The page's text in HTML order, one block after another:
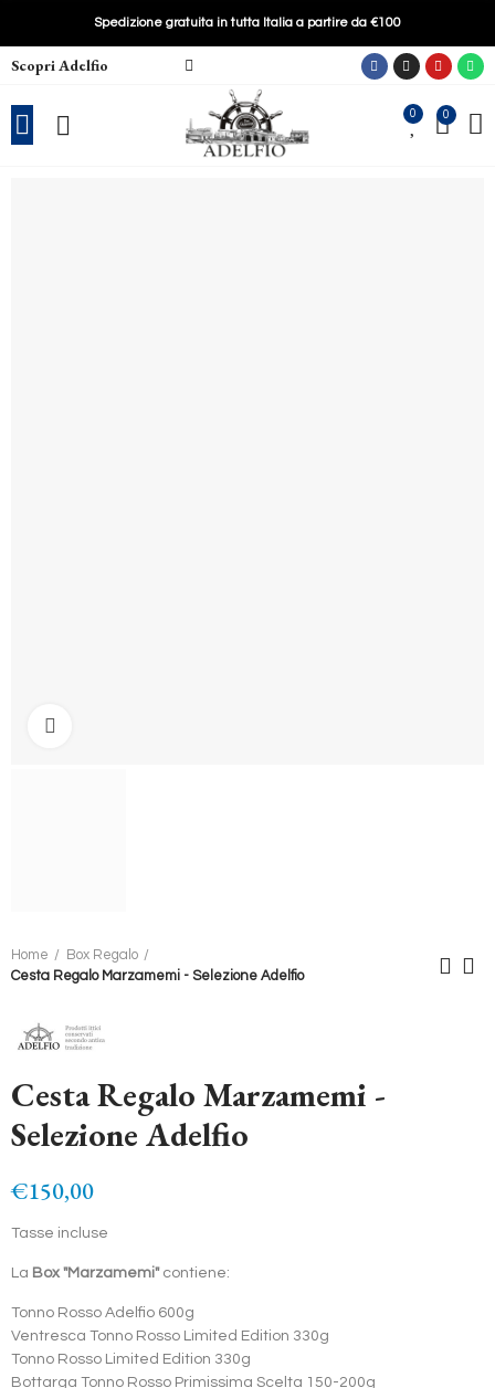
Spedizione gratuita in tutta Italia a partire da €100
Scopri Adelfio
0 0
Home
Box Regalo
Cesta Regalo Marzamemi - Selezione Adelfio
Cesta Regalo Marzamemi -
Selezione Adelfio
€150,00
Tasse incluse
La Box "Marzamemi"contiene:
Tonno Rosso Adelfio 600g
Ventresca Tonno Rosso Limited Edition 330g
Tonno Rosso Limited Edition 330g
Bottarga Tonno Rosso Primissima Scelta 150-200g